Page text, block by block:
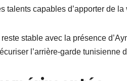
talents capables d’apporter de
stable avec la présence
l’arrière-garde tunisienne